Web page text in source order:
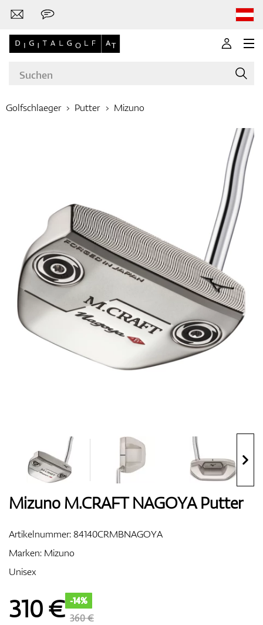
Bekleidung
Handschuhe
Bags
Golfschlaeger Putter Mizuno
Mizuno M.CRAFT NAGOYA Putter
Artikelnummer:84140CRMBNAGOYA
Marken: Mizuno
Unisex
310€ -14%
360 €